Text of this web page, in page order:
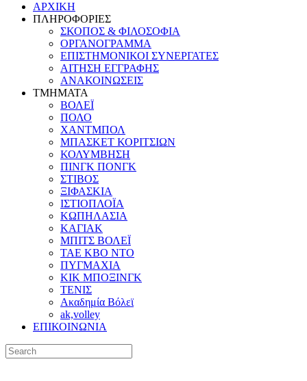
ΑΡΧΙΚΗ
ΠΛΗΡΟΦΟΡΙΕΣ
ΣΚΟΠΟΣ & ΦΙΛΟΣΟΦΙΑ
ΟΡΓΑΝΟΓΡΑΜΜΑ
ΕΠΙΣΤΗΜΟΝΙΚΟΙ ΣΥΝΕΡΓΑΤΕΣ
ΑΙΤΗΣΗ ΕΓΓΡΑΦΗΣ
ΑΝΑΚΟΙΝΩΣΕΙΣ
ΤΜΗΜΑΤΑ
ΒΟΛΕΪ
ΠΟΛΟ
ΧΑΝΤΜΠΟΛ
ΜΠΑΣΚΕΤ ΚΟΡΙΤΣΙΩΝ
ΚΟΛΥΜΒΗΣΗ
ΠΙΝΓΚ ΠΟΝΓΚ
ΣΤΙΒΟΣ
ΞΙΦΑΣΚΙΑ
ΙΣΤΙΟΠΛΟΪΑ
ΚΩΠΗΛΑΣΙΑ
ΚΑΓΙΑΚ
ΜΠΙΤΣ ΒΟΛΕΪ
ΤΑΕ ΚΒΟ ΝΤΟ
ΠΥΓΜΑΧΙΑ
ΚΙΚ ΜΠΟΞΙΝΓΚ
ΤΕΝΙΣ
Ακαδημία Βόλεϊ
ak,volley
ΕΠΙΚΟΙΝΩΝΙΑ